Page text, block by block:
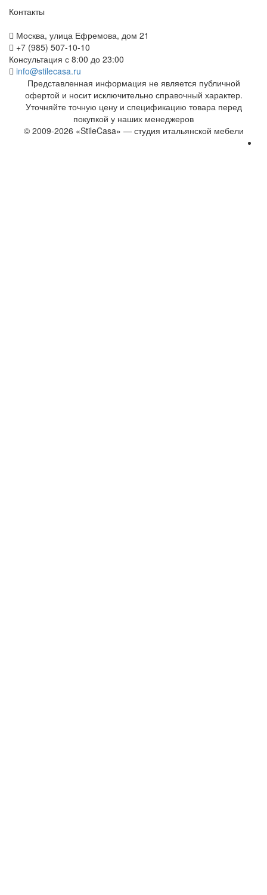
Контакты
Москва, улица Ефремова, дом 21
+7 (985) 507-10-10
Консультация с 8:00 до 23:00
info@stilecasa.ru
Представленная информация не является публичной
офертой и носит исключительно справочный характер.
Уточняйте точную цену и спецификацию товара перед
покупкой у наших менеджеров
© 2009-2026 «StileCasa» — студия итальянской мебели